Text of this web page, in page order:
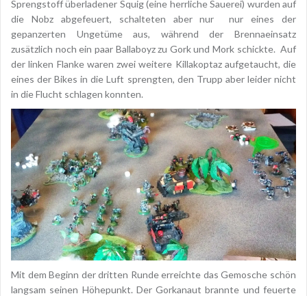
Sprengstoff überladener Squig (eine herrliche Sauerei) wurden auf
die Nobz abgefeuert, schalteten aber nur nur eines der
gepanzerten Ungetüme aus, während der Brennaeinsatz
zusätzlich noch ein paar Ballaboyz zu Gork und Mork schickte. Auf
der linken Flanke waren zwei weitere Killakoptaz aufgetaucht, die
eines der Bikes in die Luft sprengten, den Trupp aber leider nicht
in die Flucht schlagen konnten.
Mit dem Beginn der dritten Runde erreichte das Gemosche schön
langsam seinen Höhepunkt. Der Gorkanaut brannte und feuerte